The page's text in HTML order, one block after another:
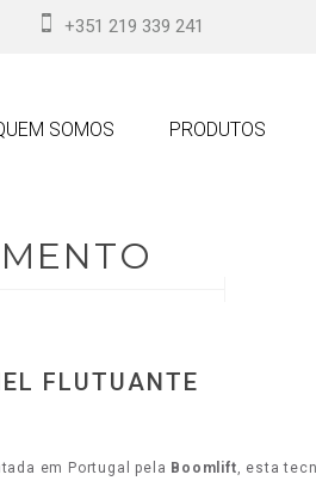
+351 219 339 241
SOMOS PRODUTOS
FLUTUANTE
em Portugal pela Boomlift, esta